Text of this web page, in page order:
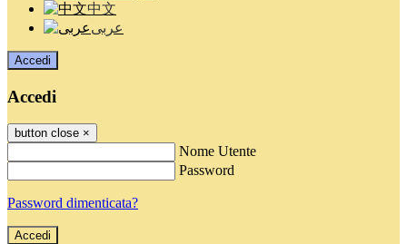
中文
عربى
Accedi
Accedi
button close ×
Nome Utente
Password
Password dimenticata?